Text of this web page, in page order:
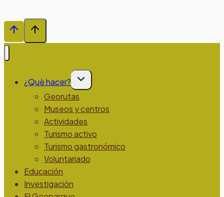
¿Què hacer?
Alternar
hijo
Georutas
Museos y centros
Actividades
Turismo activo
Turismo gastronómico
Voluntariado
Educación
Investigación